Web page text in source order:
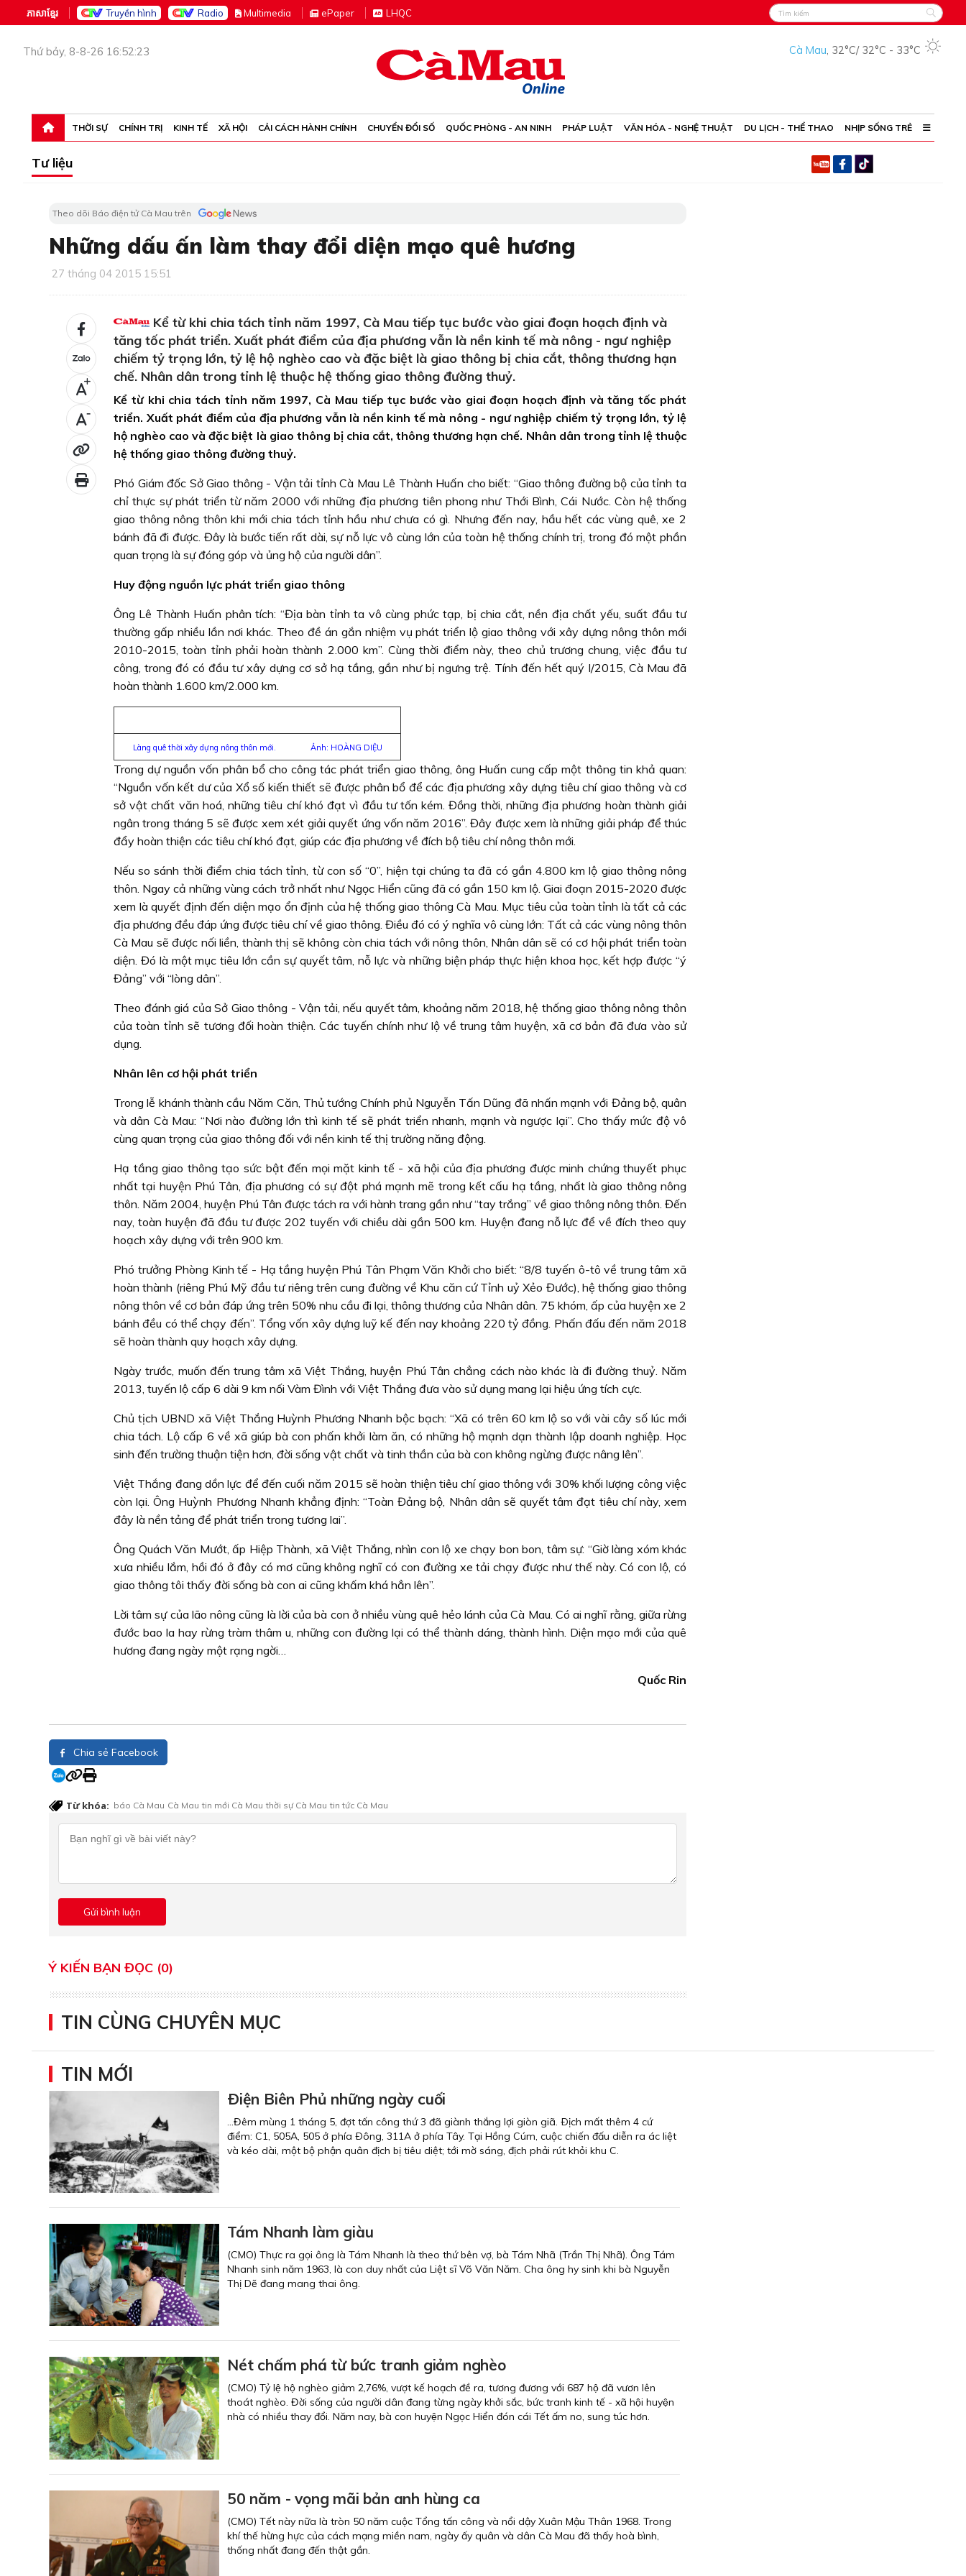
ភាសាខ្មែរ Truyền hình Radio Multimedia ePaper LHQC
Thứ bảy, 8-8-26 16:52:23 Cà Mau, 32°C/ 32°C - 33°C
THỜI SỰ CHÍNH TRỊ KINH TẾ XÃ HỘI CẢI CÁCH HÀNH CHÍNH CHUYỂN ĐỔI SỐ QUỐC PHÒNG - AN NINH PHÁP LUẬT VĂN HÓA - NGHỆ THUẬT DU LỊCH - THỂ THAO NHỊP SỐNG TRẺ
Tư liệu
Theo dõi Báo điện tử Cà Mau trên
Những dấu ấn làm thay đổi diện mạo quê hương
27 tháng 04 2015 15:51
+
-
Kể từ khi chia tách tỉnh năm 1997, Cà Mau tiếp tục bước vào giai đoạn hoạch định và
tăng tốc phát triển. Xuất phát điểm của địa phương vẫn là nền kinh tế mà nông - ngư nghiệp
chiếm tỷ trọng lớn, tỷ lệ hộ nghèo cao và đặc biệt là giao thông bị chia cắt, thông thương hạn
chế. Nhân dân trong tỉnh lệ thuộc hệ thống giao thông đường thuỷ.
Kể từ khi chia tách tỉnh năm 1997, Cà Mau tiếp tục bước vào giai đoạn hoạch định và tăng tốc phát
triển. Xuất phát điểm của địa phương vẫn là nền kinh tế mà nông - ngư nghiệp chiếm tỷ trọng lớn, tỷ lệ
hộ nghèo cao và đặc biệt là giao thông bị chia cắt, thông thương hạn chế. Nhân dân trong tỉnh lệ thuộc
hệ thống giao thông đường thuỷ.
Phó Giám đốc Sở Giao thông - Vận tải tỉnh Cà Mau Lê Thành Huấn cho biết: “Giao thông đường bộ của tỉnh ta
chỉ thực sự phát triển từ năm 2000 với những địa phương tiên phong như Thới Bình, Cái Nước. Còn hệ thống
giao thông nông thôn khi mới chia tách tỉnh hầu như chưa có gì. Nhưng đến nay, hầu hết các vùng quê, xe 2
bánh đã đi được. Đây là bước tiến rất dài, sự nỗ lực vô cùng lớn của toàn hệ thống chính trị, trong đó một phần
quan trọng là sự đóng góp và ủng hộ của người dân”.
Huy động nguồn lực phát triển giao thông
Ông Lê Thành Huấn phân tích: “Địa bàn tỉnh ta vô cùng phức tạp, bị chia cắt, nền địa chất yếu, suất đầu tư
thường gấp nhiều lần nơi khác. Theo đề án gắn nhiệm vụ phát triển lộ giao thông với xây dựng nông thôn mới
2010-2015, toàn tỉnh phải hoàn thành 2.000 km”. Cùng thời điểm này, theo chủ trương chung, việc đầu tư
công, trong đó có đầu tư xây dựng cơ sở hạ tầng, gần như bị ngưng trệ. Tính đến hết quý I/2015, Cà Mau đã
hoàn thành 1.600 km/2.000 km.
Làng quê thời xây dựng nông thôn mới. Ảnh: HOÀNG DIỆU
Trong dự nguồn vốn phân bổ cho công tác phát triển giao thông, ông Huấn cung cấp một thông tin khả quan:
“Nguồn vốn kết dư của Xổ số kiến thiết sẽ được phân bổ để các địa phương xây dựng tiêu chí giao thông và cơ
sở vật chất văn hoá, những tiêu chí khó đạt vì đầu tư tốn kém. Đồng thời, những địa phương hoàn thành giải
ngân trong tháng 5 sẽ được xem xét giải quyết ứng vốn năm 2016”. Đây được xem là những giải pháp để thúc
đẩy hoàn thiện các tiêu chí khó đạt, giúp các địa phương về đích bộ tiêu chí nông thôn mới.
Nếu so sánh thời điểm chia tách tỉnh, từ con số “0”, hiện tại chúng ta đã có gần 4.800 km lộ giao thông nông
thôn. Ngay cả những vùng cách trở nhất như Ngọc Hiển cũng đã có gần 150 km lộ. Giai đoạn 2015-2020 được
xem là quyết định đến diện mạo ổn định của hệ thống giao thông Cà Mau. Mục tiêu của toàn tỉnh là tất cả các
địa phương đều đáp ứng được tiêu chí về giao thông. Điều đó có ý nghĩa vô cùng lớn: Tất cả các vùng nông thôn
Cà Mau sẽ được nối liền, thành thị sẽ không còn chia tách với nông thôn, Nhân dân sẽ có cơ hội phát triển toàn
diện. Đó là một mục tiêu lớn cần sự quyết tâm, nỗ lực và những biện pháp thực hiện khoa học, kết hợp được “ý
Đảng” với “lòng dân”.
Theo đánh giá của Sở Giao thông - Vận tải, nếu quyết tâm, khoảng năm 2018, hệ thống giao thông nông thôn
của toàn tỉnh sẽ tương đối hoàn thiện. Các tuyến chính như lộ về trung tâm huyện, xã cơ bản đã đưa vào sử
dụng.
Nhân lên cơ hội phát triển
Trong lễ khánh thành cầu Năm Căn, Thủ tướng Chính phủ Nguyễn Tấn Dũng đã nhấn mạnh với Đảng bộ, quân
và dân Cà Mau: “Nơi nào đường lớn thì kinh tế sẽ phát triển nhanh, mạnh và ngược lại”. Cho thấy mức độ vô
cùng quan trọng của giao thông đối với nền kinh tế thị trường năng động.
Hạ tầng giao thông tạo sức bật đến mọi mặt kinh tế - xã hội của địa phương được minh chứng thuyết phục
nhất tại huyện Phú Tân, địa phương có sự đột phá mạnh mẽ trong kết cấu hạ tầng, nhất là giao thông nông
thôn. Năm 2004, huyện Phú Tân được tách ra với hành trang gần như “tay trắng” về giao thông nông thôn. Đến
nay, toàn huyện đã đầu tư được 202 tuyến với chiều dài gần 500 km. Huyện đang nỗ lực để về đích theo quy
hoạch xây dựng với trên 900 km.
Phó trưởng Phòng Kinh tế - Hạ tầng huyện Phú Tân Phạm Văn Khởi cho biết: “8/8 tuyến ô-tô về trung tâm xã
hoàn thành (riêng Phú Mỹ đầu tư riêng trên cung đường về Khu căn cứ Tỉnh uỷ Xẻo Đước), hệ thống giao thông
nông thôn về cơ bản đáp ứng trên 50% nhu cầu đi lại, thông thương của Nhân dân. 75 khóm, ấp của huyện xe 2
bánh đều có thể chạy đến”. Tổng vốn xây dựng luỹ kế đến nay khoảng 220 tỷ đồng. Phấn đấu đến năm 2018
sẽ hoàn thành quy hoạch xây dựng.
Ngày trước, muốn đến trung tâm xã Việt Thắng, huyện Phú Tân chẳng cách nào khác là đi đường thuỷ. Năm
2013, tuyến lộ cấp 6 dài 9 km nối Vàm Đình với Việt Thắng đưa vào sử dụng mang lại hiệu ứng tích cực.
Chủ tịch UBND xã Việt Thắng Huỳnh Phương Nhanh bộc bạch: “Xã có trên 60 km lộ so với vài cây số lúc mới
chia tách. Lộ cấp 6 về xã giúp bà con phấn khởi làm ăn, có những hộ mạnh dạn thành lập doanh nghiệp. Học
sinh đến trường thuận tiện hơn, đời sống vật chất và tinh thần của bà con không ngừng được nâng lên”.
Việt Thắng đang dồn lực để đến cuối năm 2015 sẽ hoàn thiện tiêu chí giao thông với 30% khối lượng công việc
còn lại. Ông Huỳnh Phương Nhanh khẳng định: “Toàn Đảng bộ, Nhân dân sẽ quyết tâm đạt tiêu chí này, xem
đây là nền tảng để phát triển trong tương lai”.
Ông Quách Văn Mướt, ấp Hiệp Thành, xã Việt Thắng, nhìn con lộ xe chạy bon bon, tâm sự: “Giờ làng xóm khác
xưa nhiều lắm, hồi đó ở đây có mơ cũng không nghĩ có con đường xe tải chạy được như thế này. Có con lộ, có
giao thông tôi thấy đời sống bà con ai cũng khấm khá hẳn lên”.
Lời tâm sự của lão nông cũng là lời của bà con ở nhiều vùng quê hẻo lánh của Cà Mau. Có ai nghĩ rằng, giữa rừng
đước bao la hay rừng tràm thâm u, những con đường lại có thể thành dáng, thành hình. Diện mạo mới của quê
hương đang ngày một rạng ngời…
Quốc Rin
Chia sẻ Facebook
Từ khóa: báo Cà Mau Cà Mau tin mới Cà Mau thời sự Cà Mau tin tức Cà Mau
Ý KIẾN BẠN ĐỌC (0)
TIN CÙNG CHUYÊN MỤC
TIN MỚI
Ðiện Biên Phủ những ngày cuối
…Đêm mùng 1 tháng 5, đợt tấn công thứ 3 đã giành thắng lợi giòn giã. Ðịch mất thêm 4 cứ
điểm: C1, 505A, 505 ở phía Ðông, 311A ở phía Tây. Tại Hồng Cúm, cuộc chiến đấu diễn ra ác liệt
và kéo dài, một bộ phận quân địch bị tiêu diệt; tới mờ sáng, địch phải rút khỏi khu C.
Tám Nhanh làm giàu
(CMO) Thực ra gọi ông là Tám Nhanh là theo thứ bên vợ, bà Tám Nhã (Trần Thị Nhã). Ông Tám
Nhanh sinh năm 1963, là con duy nhất của Liệt sĩ Võ Văn Năm. Cha ông hy sinh khi bà Nguyễn
Thị Dẽ đang mang thai ông.
Nét chấm phá từ bức tranh giảm nghèo
(CMO) Tỷ lệ hộ nghèo giảm 2,76%, vượt kế hoạch đề ra, tương đương với 687 hộ đã vươn lên
thoát nghèo. Đời sống của người dân đang từng ngày khởi sắc, bức tranh kinh tế - xã hội huyện
nhà có nhiều thay đổi. Năm nay, bà con huyện Ngọc Hiển đón cái Tết ấm no, sung túc hơn.
50 năm - vọng mãi bản anh hùng ca
(CMO) Tết này nữa là tròn 50 năm cuộc Tổng tấn công và nổi dậy Xuân Mậu Thân 1968. Trong
khí thế hừng hực của cách mạng miền nam, ngày ấy quân và dân Cà Mau đã thấy hoà bình,
thống nhất đang đến thật gần.